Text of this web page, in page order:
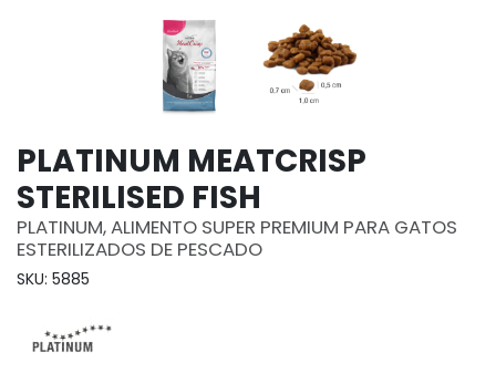
PLATINUM MEATCRISP
STERILISED FISH
PLATINUM, ALIMENTO SUPER PREMIUM PARA GATOS
ESTERILIZADOS DE PESCADO
SKU: 5885